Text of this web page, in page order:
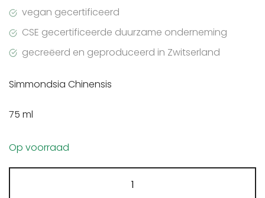
vegan gecertificeerd
CSE gecertificeerde duurzame onderneming
gecreëerd en geproduceerd in Zwitserland
Simmondsia Chinensis
75 ml
Op voorraad
Jojoba